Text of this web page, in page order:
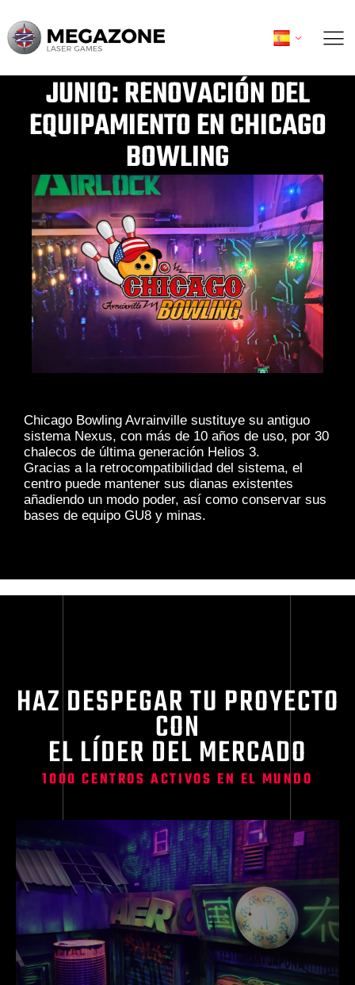
contenido
JUNIO: RENOVACIÓN DEL
EQUIPAMIENTO EN CHICAGO
BOWLING
Chicago Bowling Avrainville sustituye su antiguo
sistema Nexus, con más de 10 años de uso, por 30
chalecos de última generación Helios 3.
Gracias a la retrocompatibilidad del sistema, el
centro puede mantener sus dianas existentes
añadiendo un modo poder, así como conservar sus
bases de equipo GU8 y minas.
HAZ DESPEGAR TU PROYECTO
CON
EL LÍDER DEL MERCADO
1000 CENTROS ACTIVOS EN EL MUNDO